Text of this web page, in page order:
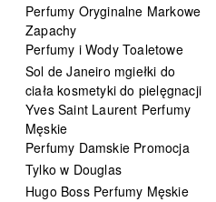
Perfumy Oryginalne Markowe
Zapachy
Perfumy i Wody Toaletowe
Sol de Janeiro mgiełki do
ciała kosmetyki do pielęgnacji
Yves Saint Laurent Perfumy
Męskie
Perfumy Damskie Promocja
Tylko w Douglas
Hugo Boss Perfumy Męskie